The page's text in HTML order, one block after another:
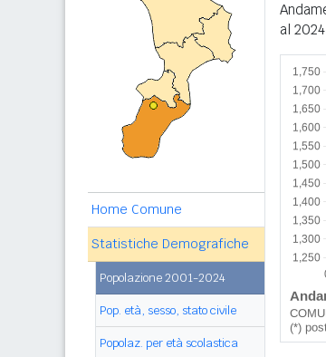
Home Comune
Statistiche Demografiche
Popolazione 2001-2024
Pop. età, sesso, stato civile
Popolaz. per età scolastica
al